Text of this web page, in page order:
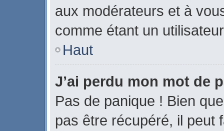
aux modérateurs et à
comme étant un
Haut
J’ai perdu mon mot de
Pas de panique ! Bien
pas être récupéré, il peut